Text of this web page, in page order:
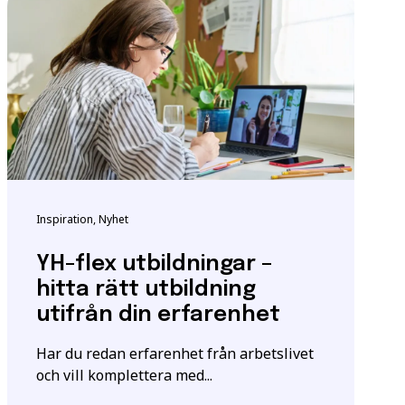
Inspiration, Nyhet
YH-flex utbildningar –
hitta rätt utbildning
utifrån din erfarenhet
Har du redan erfarenhet från arbetslivet
och vill komplettera med...
utbildningen.
samtyckesavtalet
för
för att säkerställa